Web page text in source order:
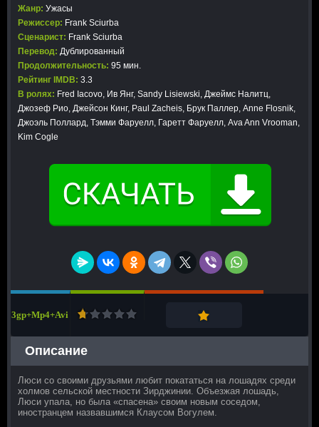
Жанр: Ужасы
Режиссер: Frank Sciurba
Сценарист: Frank Sciurba
Перевод: Дублированный
Продолжительность: 95 мин.
Рейтинг IMDB: 3.3
В ролях: Fred Iacovo, Ив Янг, Sandy Lisiewski, Джеймс Налитц,
Джозеф Рио, Джейсон Кинг, Paul Zacheis, Брук Паллер, Anne Flosnik,
Джоэль Поллард, Тэмми Фаруелл, Гаретт Фаруелл, Ava Ann Vrooman,
Kim Cogle
3gp+Mp4+Avi
Описание
Люси со своими друзьями любит покататься на лошадях среди
холмов сельской местности Зирджинии. Объезжая лошадь,
Люси упала, но была «спасена» своим новым соседом,
иностранцем назвавшимся Клаусом Вогулем.